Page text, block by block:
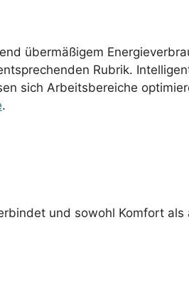
übermäßigem
Rubrik.
sich Arbeitsbereiche
.
und sowohl Komfort als